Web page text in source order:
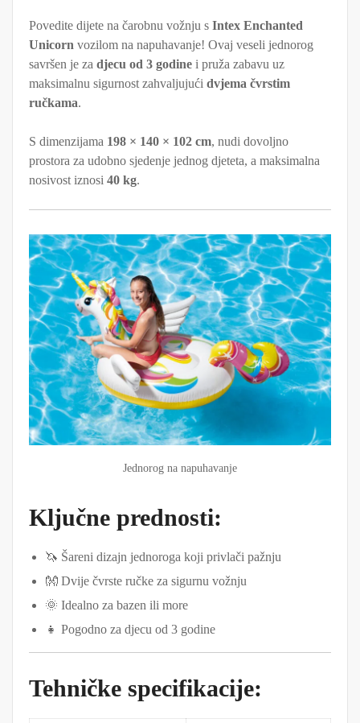
Povedite dijete na čarobnu vožnju s Intex Enchanted
Unicorn vozilom na napuhavanje! Ovaj veseli jednorog
savršen je za djecu od 3 godine i pruža zabavu uz
maksimalnu sigurnost zahvaljujući dvjema čvrstim
ručkama.
S dimenzijama 198 × 140 × 102 cm, nudi dovoljno
prostora za udobno sjedenje jednog djeteta, a maksimalna
nosivost iznosi 40 kg.
Jednorog na napuhavanje
Ključne prednosti:
🦄 Šareni dizajn jednoroga koji privlači pažnju
👐 Dvije čvrste ručke za sigurnu vožnju
🌞 Idealno za bazen ili more
👧 Pogodno za djecu od 3 godine
Tehničke specifikacije: